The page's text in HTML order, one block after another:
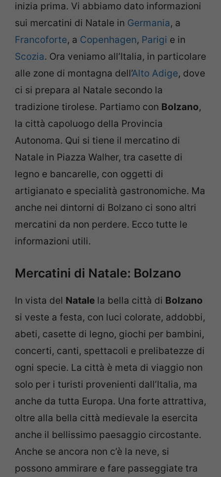
inizia prima. Vi abbiamo dato informazioni
sui mercatini di Natale in Germania, a
Francoforte, a Copenhagen, Parigi e in
Scozia. Ora veniamo all’Italia, in particolare
alle zone di montagna dell’Alto Adige, dove
ci si prepara al Natale secondo la
tradizione tirolese. Partiamo con Bolzano,
la città capoluogo della Provincia
Autonoma. Qui si tiene il mercatino di
Natale in Piazza Walher, tra casette di
legno e bancarelle, con oggetti di
artigianato e specialità gastronomiche. Ma
anche nei dintorni di Bolzano ci sono altri
mercatini da non perdere. Ecco tutte le
informazioni utili.
Mercatini di Natale: Bolzano
In vista del Natale la bella città di Bolzano
si veste a festa, con luci colorate, addobbi,
abeti, casette di legno, giochi per bambini,
concerti, canti, spettacoli e prelibatezze di
ogni specie. La città è meta di viaggio non
solo per i turisti provenienti dall’Italia, ma
anche da tutta Europa. Una forte attrattiva,
oltre alla bella città medievale la esercita
anche il bellissimo paesaggio circostante.
Anche se ancora non c’è la neve, si
possono ammirare e fare passeggiate tra